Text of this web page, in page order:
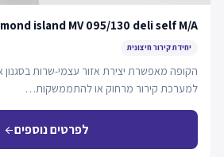
island MV 095/130 deli self M/A
יחידת קירור חיצונית
הקופה מאפשרת יצירת אזור עצמי-שרות בסגנון
למערכת קירור מרחוק או להתממשקות…
לפרטים נוספיםarrow_back